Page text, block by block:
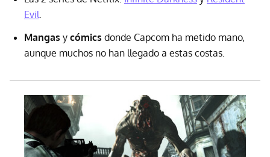
Evil
Mangas y cómics donde Capcom ha metido mano,
aunque muchos no han llegado a estas costas.